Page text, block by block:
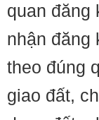
quan đăng
nhận đăng
theo đúng
giao đất,